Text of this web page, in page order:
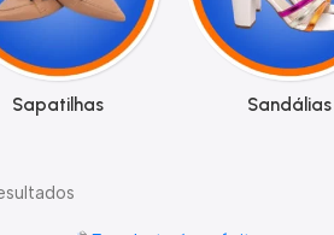
Sapatilhas Sandálias